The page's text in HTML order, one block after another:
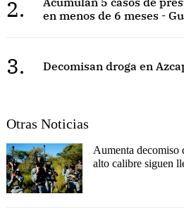
2.
en menos de 6 meses -
3. Decomisan droga en
Otras Noticias
Aumenta decomiso
alto calibre siguen